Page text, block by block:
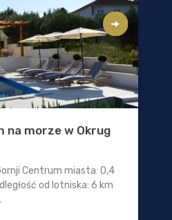
na morze w Okrug
Centrum miasta: 0,4
od lotniska: 6 km